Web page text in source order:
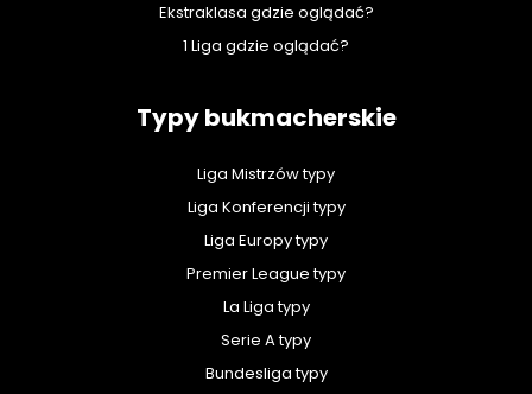
Ekstraklasa gdzie oglądać?
1 Liga gdzie oglądać?
Typy bukmacherskie
Liga Mistrzów typy
Liga Konferencji typy
Liga Europy typy
Premier League typy
La Liga typy
Serie A typy
Bundesliga typy